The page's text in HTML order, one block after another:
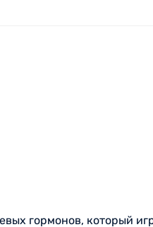
гормонов, который